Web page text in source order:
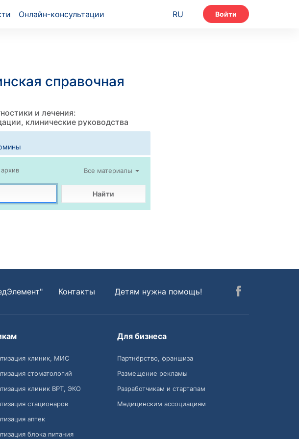
Онлайн-консультации RU Войти
справочная
и лечения:
клинические руководства
Все материалы
Найти
Контакты Детям нужна помощь!
клиник, МИС
стоматологий
клиник ВРТ, ЭКО
стационаров
аптек
блока питания
Для бизнеса
Партнёрство, франшиза
Размещение рекламы
Разработчикам и стартапам
Медицинским ассоциациям